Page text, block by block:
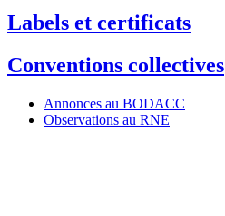
Labels et certificats
Conventions collectives
Annonces au BODACC
Observations au RNE